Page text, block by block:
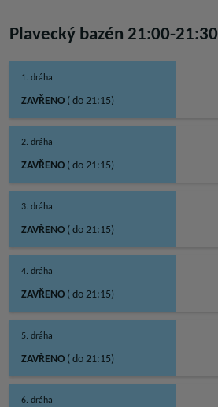
Plavecký bazén 21:00-21:30
1. dráha
ZAVŘENO ( do 21:15)
2. dráha
ZAVŘENO ( do 21:15)
3. dráha
ZAVŘENO ( do 21:15)
4. dráha
ZAVŘENO ( do 21:15)
5. dráha
ZAVŘENO ( do 21:15)
6. dráha